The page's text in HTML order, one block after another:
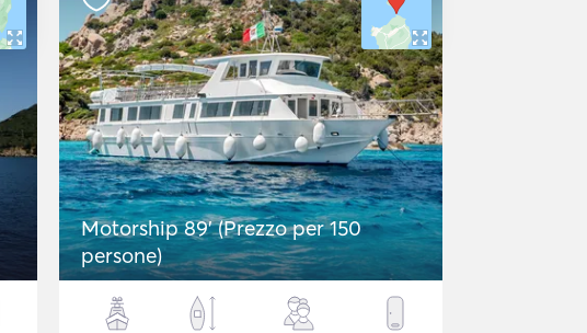
Motorship 89' (Prezzo per 150
persone)